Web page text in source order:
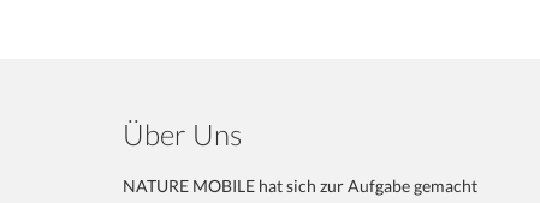
Über Uns
NATURE MOBILE hat sich zur Aufgabe gemacht